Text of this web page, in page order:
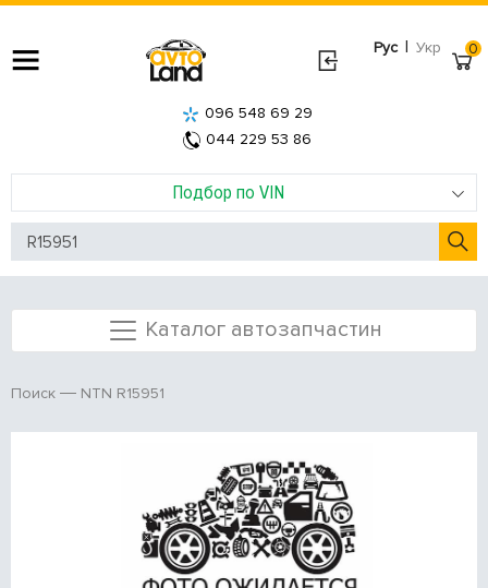
Рус | Укр
Подбор по VIN
096 548 69 29
044 229 53 86
0
Каталог автозапчастин
Поиск NTN R15951